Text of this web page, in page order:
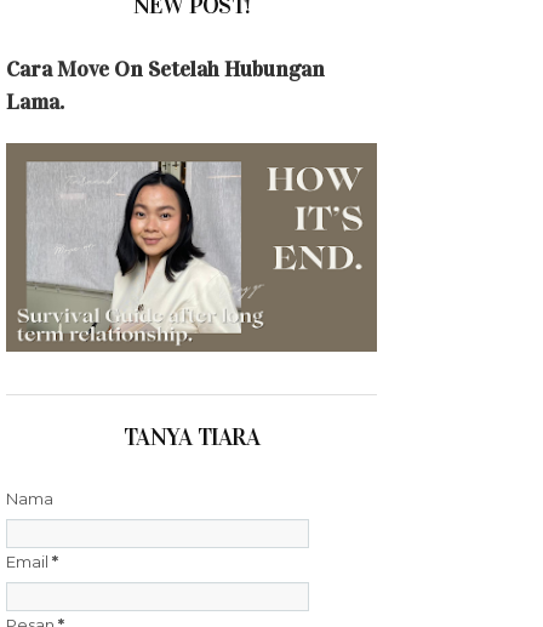
Cara Move On Setelah Hubungan
Lama.
TANYA TIARA
Nama
Email *